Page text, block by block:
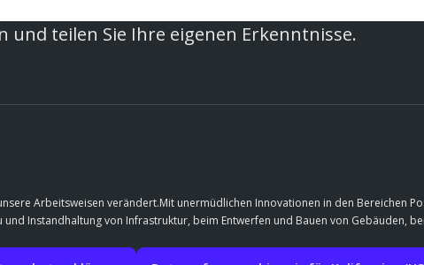
und teilen Sie Ihre eigenen Erkenntnisse.
Arbeitsweisen verändert.Mit unermüdlichen Innovationen in den Bereichen
Instandhaltung von Infrastruktur, beim Entwerfen und Bauen von Gebäuden,